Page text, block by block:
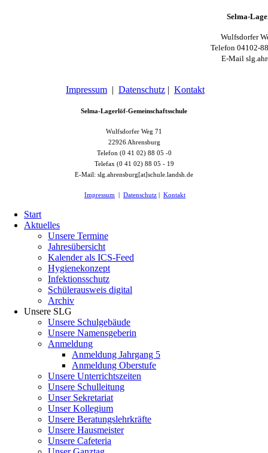
Selma-
Wulfsdorfer
Telefon 04102-
E-Mail
Impressum | Datenschutz | Kontakt
Selma-Lagerlöf-Gemeinschaftsschule
Wulfsdorfer Weg 71
22926 Ahrensburg
Telefon (0 41 02) 88 05 -0
Telefax (0 41 02) 88 05 - 19
E-Mail: slg.ahrensburg[at]schule.landsh.de
Impressum Datenschutz Kontakt
Start
Aktuelles
Unsere Termine
Jahresübersicht
Kalender als ICS-Feed
Hygienekonzept
Infektionsschutz
Schülerausweis digital
Archiv
Unsere SLG
Unsere Schulgebäude
Unsere Namensgeberin
Anmeldung
Anmeldung Jahrgang 5
Anmeldung Oberstufe
Unsere Unterrichtszeiten
Unsere Schulleitung
Unser Sekretariat
Unser Kollegium
Unsere Beratungslehrkräfte
Unsere Hausmeister
Unsere Cafeteria